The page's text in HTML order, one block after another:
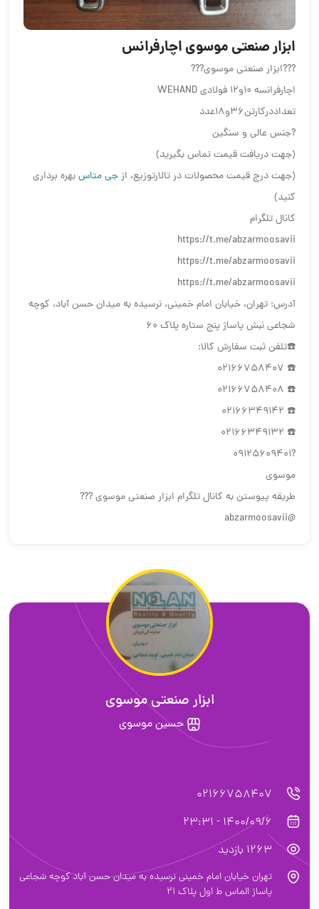
️️️ابزار صنعتی موسوی️️️ اچارفرانس
?️?️?️ابزار صنعتی موسوی?️?️?️
اچارفرانسه ۱۰و۱۲ فولادی WEHAND
تعداددرکارتن۳۶و۱۸عدد
?جنس عالی و سنگین
(جهت دریافت قیمت تماس بگیرید)
(جهت درج قیمت محصولات در تالارتوزیع، ازجی متاسبهره برداری
کنید)
کانال تلگرام
https://t.me/abzarmoosavii
https://t.me/abzarmoosavii
https://t.me/abzarmoosavii
آدرس: تهران، خیابان امام خمینی، نرسیده به میدان حسن آباد، کوچه
شجاعی نبش پاساژ پنج ستاره پلاک ۶۰
☎️تلفن ثبت سفارش کالا:
☎️ 02166758407
☎️ 02166758408
☎️ 02166349142
☎️ 02166349132
?09125609401
موسوی
طریقه پیوستن به کانال تلگرام ابزار صنعتی موسوی ???
@abzarmoosavii
ابزار صنعتی موسوی
حسین موسوی
02166758407
1400/09/6 - 23:31
1263 بازدید
تهران خیابان امام خمینی نرسیده به میدان حسن آباد کوچه شجاعی
پاساژ الماس ط اول پلاک ۲۱